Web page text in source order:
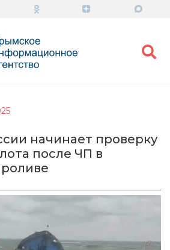
начинает проверку
после ЧП в